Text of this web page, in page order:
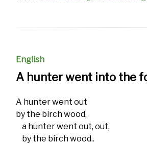
English
A hunter went into the
A hunter went out
by the birch wood,
a hunter went out, out,
by the birch wood..